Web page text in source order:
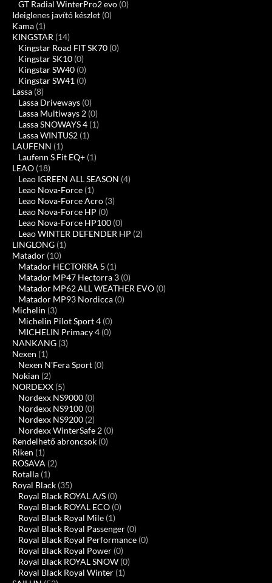
GT Radial WinterPro2 evo (0)
Ideiglenes javító készlet (0)
Kama (1)
KINGSTAR (14)
Kingstar Road FIT SK70 (0)
Kingstar SK10 (0)
Kingstar SW40 (0)
Kingstar SW41 (0)
Lassa (8)
Lassa Driveways (0)
Lassa Multiways 2 (0)
Lassa SNOWAYS 4 (1)
Lassa WINTUS2 (1)
LAUFENN (1)
Laufenn S Fit EQ+ (1)
LEAO (18)
Leao IGREEN ALL SEASON (4)
Leao Nova-Force (1)
Leao Nova-Force Acro (3)
Leao Nova-Force HP (0)
Leao Nova-Force HP100 (0)
Leao WINTER DEFENDER HP (2)
LINGLONG (1)
Matador (10)
Matador HECTORRA 5 (1)
Matador MP47 Hectorra 3 (0)
Matador MP62 ALL WEATHER EVO (0)
Matador MP93 Nordicca (0)
Michelin (3)
Michelin Pilot Sport 4 (0)
MICHELIN Primacy 4 (0)
NANKANG (3)
Nexen (1)
Nexen N'Fera Sport (0)
Nokian (2)
NORDEXX (5)
Nordexx NS9000 (0)
Nordexx NS9100 (0)
Nordexx NS9200 (2)
Nordexx WinterSafe 2 (0)
Rendelhető abroncsok (0)
Riken (1)
ROSAVA (2)
Rotalla (1)
Royal Black (35)
Royal Black ROYAL A/S (0)
Royal Black ROYAL ECO (0)
Royal Black Royal Mile (1)
Royal Black Royal Passenger (0)
Royal Black Royal Performance (0)
Royal Black Royal Power (0)
Royal Black ROYAL SNOW (0)
Royal Black Royal Winter (1)